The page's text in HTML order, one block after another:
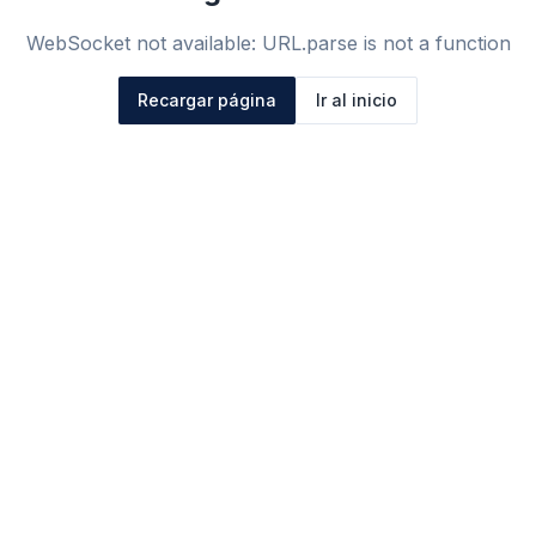
WebSocket not available: URL.parse is not a function
Recargar página Ir al inicio